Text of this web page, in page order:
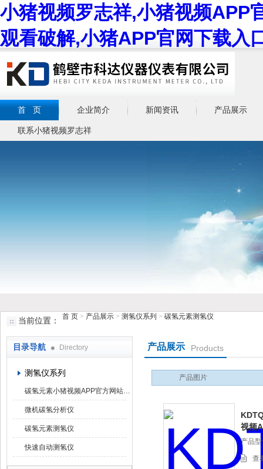
小猪视频罗志祥,小猪视频APP
观看破解,小猪APP官网下载入
鹤壁市小猪视频罗志祥仪器仪表有限公司
首 页 企业简介 新闻资讯 产品展示
联系小猪视频罗志祥
当前位置： 首 页 > 产品展示 > 测氢仪系列 > 碳氢元素测氢仪
目录导航 Directory
测氢仪系列
碳氢元素小猪视频APP官方网站下载罗志祥
微机碳氢分析仪
碳氢元素测氢仪
快速自动测氢仪
产品展示 Products
产品图片
视频
产品型
查